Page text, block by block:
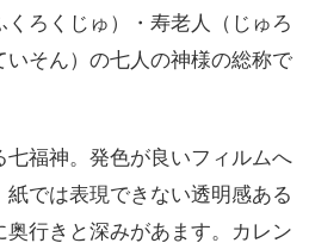
ろくじゅ）・寿老人（じゅろ
いそん）の七人の神様の総称で
福神。発色が良いフィルムへ
では表現できない透明感ある
行きと深みがあます。カレン